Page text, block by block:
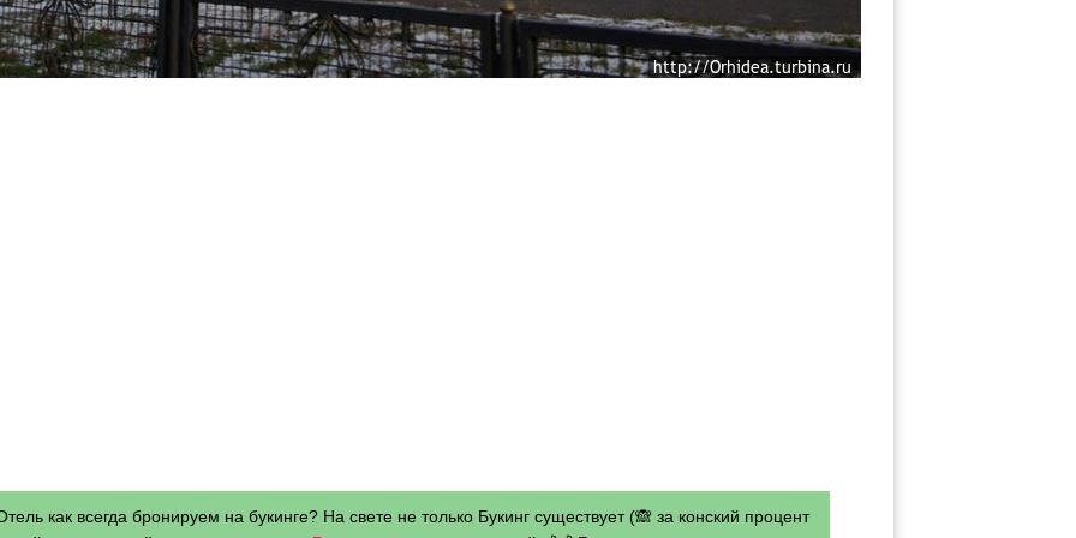
как всегда бронируем на букинге? На свете не только Букинг существует (🙈 за конский процент